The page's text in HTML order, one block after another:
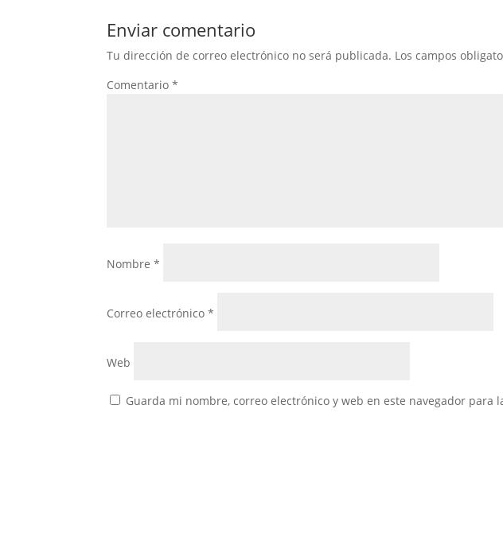
Enviar comentario
Tu dirección de correo electrónico no será publicada. Los campos
Comentario*
Nombre*
Correo electrónico*
Web
Guarda mi nombre, correo electrónico y web en este navegador para